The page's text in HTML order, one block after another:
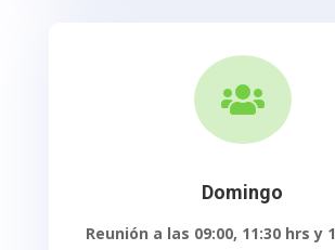

Domingo
Reunión a las 09:00, 11:30 hrs y